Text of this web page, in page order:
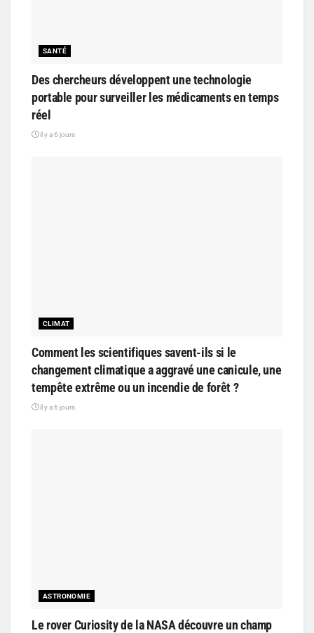
SANTÉ
Des chercheurs développent une technologie
portable pour surveiller les médicaments en temps
réel
il y a 6 jours
CLIMAT
Comment les scientifiques savent-ils si le
changement climatique a aggravé une canicule, une
tempête extrême ou un incendie de forêt ?
il y a 6 jours
ASTRONOMIE
Le rover Curiosity de la NASA découvre un champ